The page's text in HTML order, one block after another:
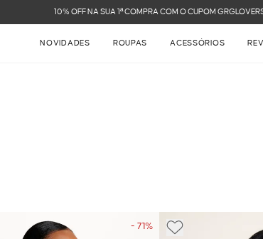
OFF NA SUA 1ª COMPRA COM O CUPOM GRGLOVERS
NOVIDADES ROUPAS ACESSÓRIOS
- 71%